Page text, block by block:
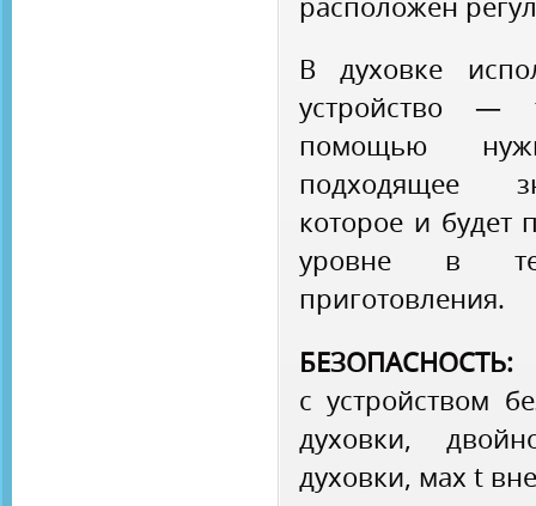
В духовке
устройство —
помощью
подходящее
которое и будет
уровне в
приготовления.
БЕЗОПАСНОСТЬ:
с устройством
духовки,
духовки, мах t